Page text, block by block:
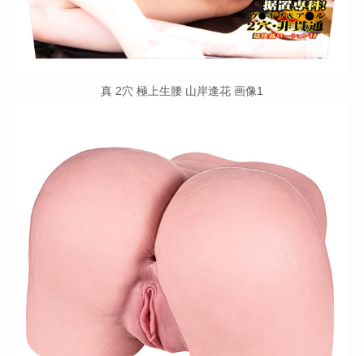
真 2穴 極上生腰 山岸逢花 画像1